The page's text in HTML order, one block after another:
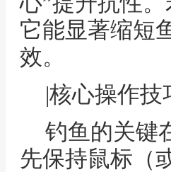
它能显著缩短
效。
|核心操作技
钓鱼的关键
先保持鼠标（